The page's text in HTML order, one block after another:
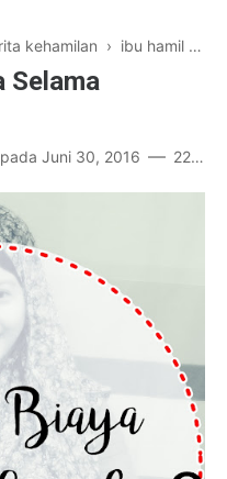
kehamilan › ibu hamil ›
Selama
Juni 30, 2016 22 komentar